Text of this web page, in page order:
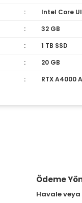
:
Intel Core
:
32 GB
:
1 TB SSD
:
20 GB
: RTX A4000
Ödeme
Havale veya